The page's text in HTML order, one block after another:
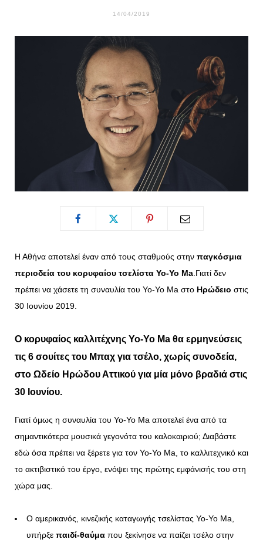
r
)
a
m
s
14/04/2019
Η Αθήνα αποτελεί έναν από τους σταθμούς στην παγκόσμια
περιοδεία του κορυφαίου τσελίστα Yo-Yo Ma.Γιατί δεν
πρέπει να χάσετε τη συναυλία του Yo-Yo Ma στο Ηρώδειο στις
30 Ιουνίου 2019.
Ο κορυφαίος καλλιτέχνης Yo-Yo Ma θα ερμηνεύσεις
τις 6 σουίτες του Μπαχ για τσέλο, χωρίς συνοδεία,
στο Ωδείο Ηρώδου Αττικού για μία μόνο βραδιά στις
30 Ιουνίου.
Γιατί όμως η συναυλία του Yo-Yo Ma αποτελεί ένα από τα
σημαντικότερα μουσικά γεγονότα του καλοκαιριού; Διαβάστε
εδώ όσα πρέπει να ξέρετε για τον Yo-Yo Ma, το καλλιτεχνικό και
το ακτιβιστικό του έργο, ενόψει της πρώτης εμφάνισής του στη
χώρα μας.
Ο αμερικανός, κινεζικής καταγωγής τσελίστας Yo-Yo Ma,
υπήρξε παιδί-θαύμα που ξεκίνησε να παίζει τσέλο στην